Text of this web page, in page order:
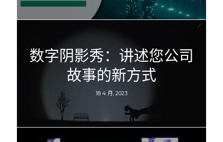
数字阴影秀：讲述您公司
故事的新方式
18 4 月, 2023